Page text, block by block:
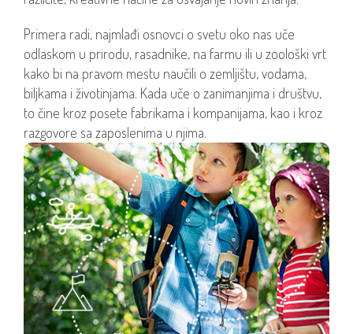
Primera radi, najmlađi osnovci o svetu oko nas uče
odlaskom u prirodu, rasadnike, na farmu ili u zoološki vrt
kako bi na pravom mestu naučili o zemljištu, vodama,
biljkama i životinjama. Kada uče o zanimanjima i društvu,
to čine kroz posete fabrikama i kompanijama, kao i kroz
razgovore sa zaposlenima u njima.
AKTIVNO UČEŠĆE U NASTAVI
Znanje se najlakše usvaja na osnovu iskustva –
kroz oglede, praksu i primere.